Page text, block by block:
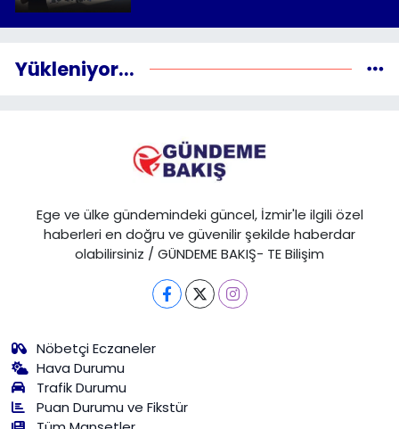
Yükleniyor...
Ege ve ülke gündemindeki güncel, İzmir'le ilgili özel
haberleri en doğru ve güvenilir şekilde haberdar
olabilirsiniz / GÜNDEME BAKIŞ- TE Bilişim
Nöbetçi Eczaneler
Hava Durumu
Trafik Durumu
Puan Durumu ve Fikstür